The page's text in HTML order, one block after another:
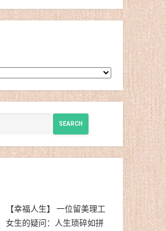
SEARCH
【幸福人生】 一位留美理工
女生的疑问：人生琐碎如拼